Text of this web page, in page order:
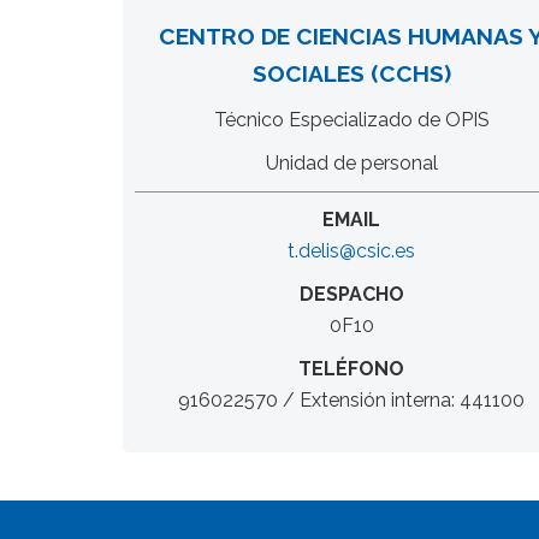
CENTRO DE CIENCIAS HUMANAS
SOCIALES (CCHS)
Técnico Especializado de OPIS
Unidad de personal
EMAIL
t.delis@csic.es
DESPACHO
0F10
TELÉFONO
916022570 / Extensión interna: 441100